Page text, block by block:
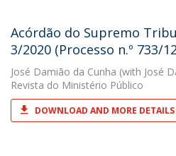
Acórdão do Supremo
3/2020 (Processo n.º 733/
José Damião da Cunha (with José
Revista do Ministério Público
DOWNLOAD AND MORE DETAILS